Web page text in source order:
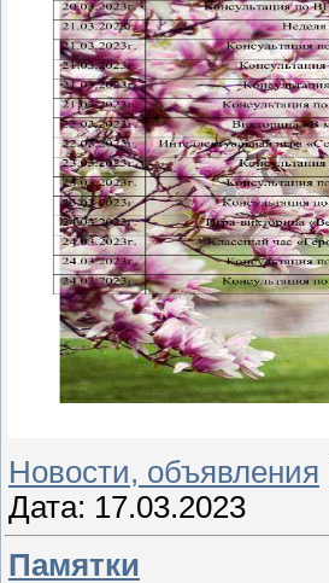
Новости, объявления
Дата: 17.03.2023
Памятки